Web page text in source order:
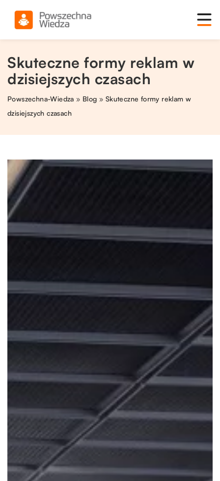
Skuteczne formy reklam w
dzisiejszych czasach
Powszechna-Wiedza » Blog » Skuteczne formy reklam w
dzisiejszych czasach